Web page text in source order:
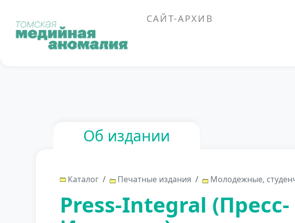
САЙТ-АРХИВ
Об издании
Каталог Печатные издания Молодежные,
Press-Integral (Пресс-